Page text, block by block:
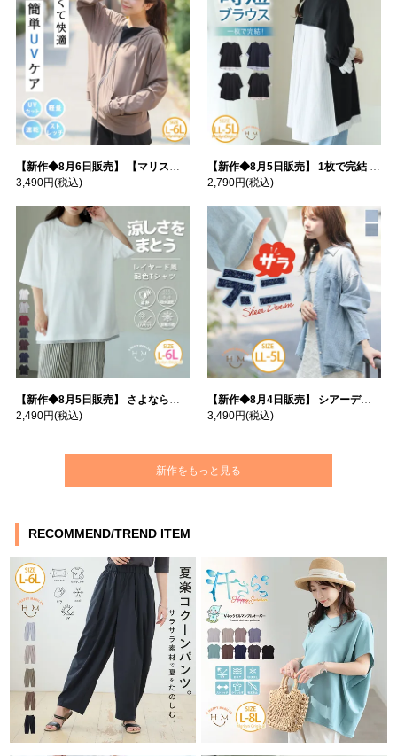
【新作◆8月6日販売】 【マリスポーツ】 運動初心者さんのための フード付き パーカー | 大きいサイズの通販ならハッピーマリリン
3,490円(税込)
【新作◆8月5日販売】 1枚で完結 袖口＆バック フハク使い トップス | 大きいサイズの通販ならハッピーマリリン
2,790円(税込)
【新作◆8月5日販売】 さよなら猛暑 涼しさを着る 遮熱 接触冷感 吸水・速乾 五分袖 コンフォートメッシュ 配色レイヤード 風ゆる Tシャツ | 大きいサイズの通販ならハッピーマリリン
2,490円(税込)
【新作◆8月4日販売】 シアーデニムで お洒落に肌隠し | 大きいサイズの通販ならハッピーマリリン
3,490円(税込)
新作をもっと見る
RECOMMEND/TREND ITEM